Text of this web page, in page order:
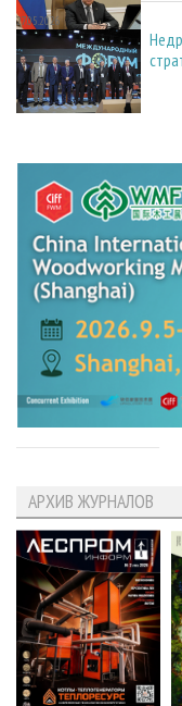
27.05.2026
АРХИВ ЖУРНАЛОВ